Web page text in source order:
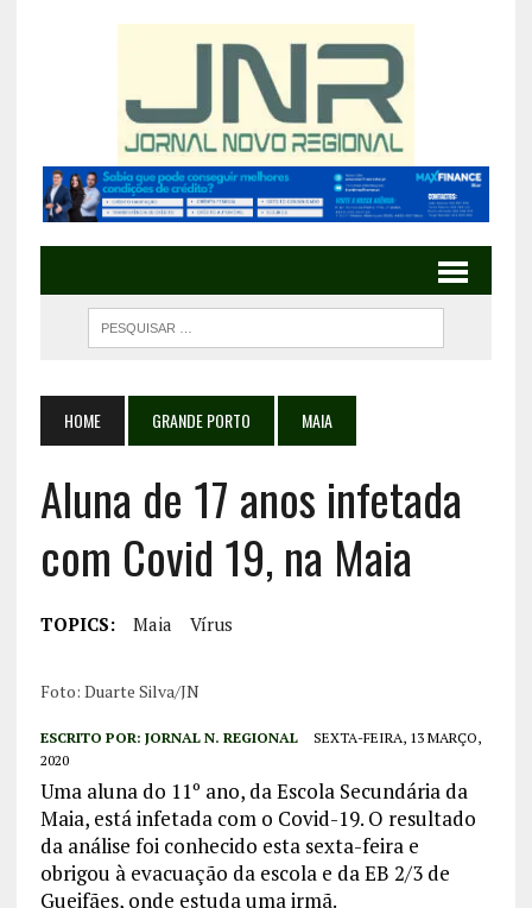
HOME GRANDE PORTO MAIA
Aluna de 17 anos infetada
com Covid 19, na Maia
TOPICS: Maia Vírus
Foto: Duarte Silva/JN
ESCRITO POR: JORNAL N. REGIONAL
SEXTA-FEIRA, 13 MARÇO,
2020
Uma aluna do 11º ano, da Escola Secundária da
Maia, está infetada com o Covid-19. O resultado
da análise foi conhecido esta sexta-feira e
obrigou à evacuação da escola e da EB 2/3 de
Gueifães, onde estuda uma irmã.